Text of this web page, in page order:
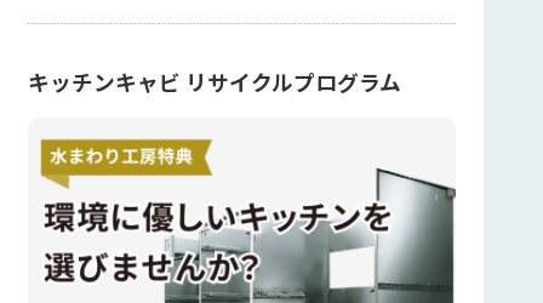
キッチンキャビ リサイクルプログラム